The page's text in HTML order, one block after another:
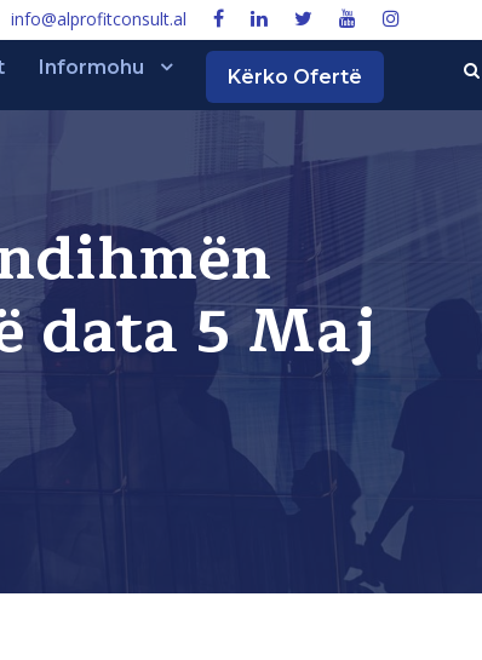
info@alprofitconsult.al
Informohu Kërko Ofertë
data 5 Maj